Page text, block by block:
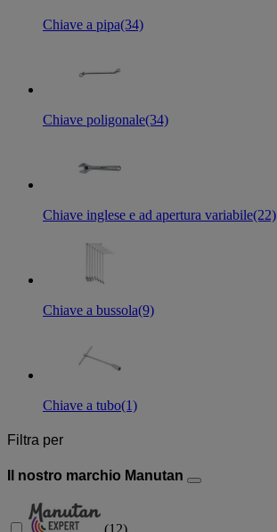
Chiave a pipa(34)
Chiave poligonale(34)
Chiave inglese e ad apertura variabile(22)
Chiave a bussola(9)
Chiave a tubo(1)
Filtra per
Il nostro marchio Manutan
(12)